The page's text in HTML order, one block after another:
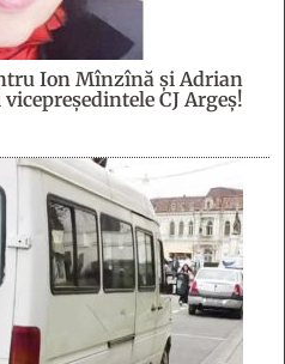
Ion Mînzînă şi Adrian
CJ Argeş!